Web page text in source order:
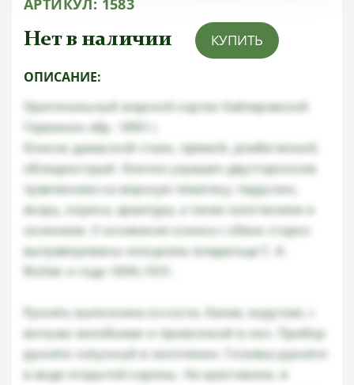
АРТИКУЛ: 1583
Нет в наличии КУПИТЬ
ОПИСАНИЕ:
Оригинальный морской кортик Кайзеровской
Германии обр. 1890 г,
Клинок дамасской стали, прямой, ромбический,
обоюдоострый. Клинок украшен двусторонним
травлением на морскую тематику: парусник,
якорь, корона, арматура, а также золочением и
синением. У основания клинка с обеих сторон
выгравированы инициалы владельца C. A.
Richter и года 1894,1931.
Рукоять выполнена из кости, белая, округлая, с
витыми желобками и проволокой в них. Прибор
рукояти латунный в золочении. Головка рукояти
в виде открытой короны. На крестовине, в